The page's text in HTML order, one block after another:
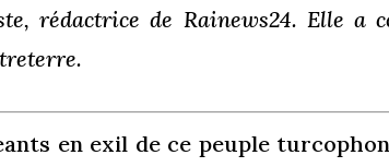
rédactrice de Rainews24. Elle a
en exil de ce peuple